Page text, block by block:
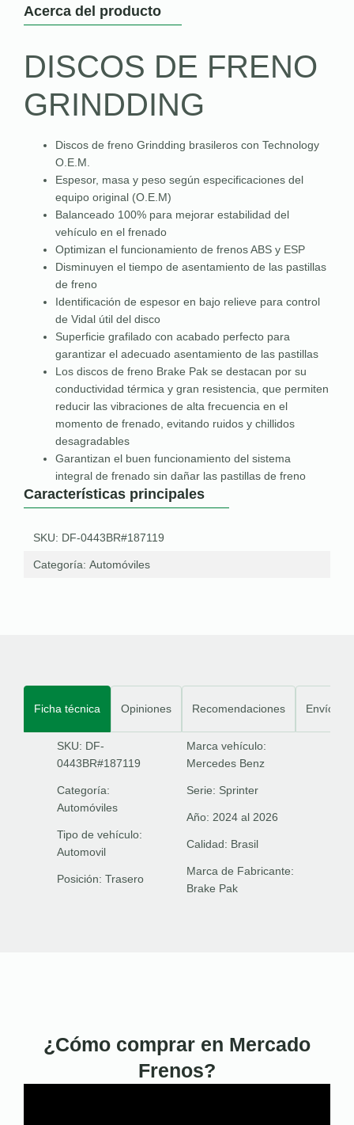
Acerca del producto
DISCOS DE FRENO
GRINDDING
Discos de freno Grindding brasileros con Technology
O.E.M.
Espesor, masa y peso según especificaciones del
equipo original (O.E.M)
Balanceado 100% para mejorar estabilidad del
vehículo en el frenado
Optimizan el funcionamiento de frenos ABS y ESP
Disminuyen el tiempo de asentamiento de las pastillas
de freno
Identificación de espesor en bajo relieve para control
de Vidal útil del disco
Superficie grafilado con acabado perfecto para
garantizar el adecuado asentamiento de las pastillas
Los discos de freno Brake Pak se destacan por su
conductividad térmica y gran resistencia, que permiten
reducir las vibraciones de alta frecuencia en el
momento de frenado, evitando ruidos y chillidos
desagradables
Garantizan el buen funcionamiento del sistema
integral de frenado sin dañar las pastillas de freno
Características principales
SKU: DF-0443BR#187119
Categoría: Automóviles
Ficha técnica Opiniones Recomendaciones Envíos
SKU: DF-
0443BR#187119
Categoría:
Automóviles
Tipo de vehículo:
Automovil
Posición: Trasero
Marca vehículo:
Mercedes Benz
Serie: Sprinter
Año: 2024 al 2026
Calidad: Brasil
Marca de Fabricante:
Brake Pak
¿Cómo comprar en Mercado
Frenos?